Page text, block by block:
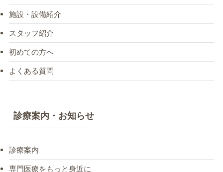
施設・設備紹介
スタッフ紹介
初めての方へ
よくある質問
診療案内・お知らせ
診療案内
専門医療をもっと身近に